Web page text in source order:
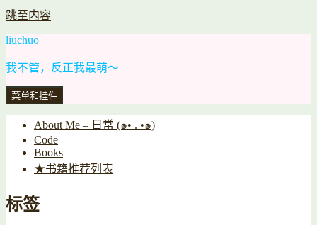
跳至内容
liuchuo
我不管，反正我最萌～
菜单和挂件
About Me – 日常 (๑• . •๑)
Code
Books
★书籍推荐列表
标签